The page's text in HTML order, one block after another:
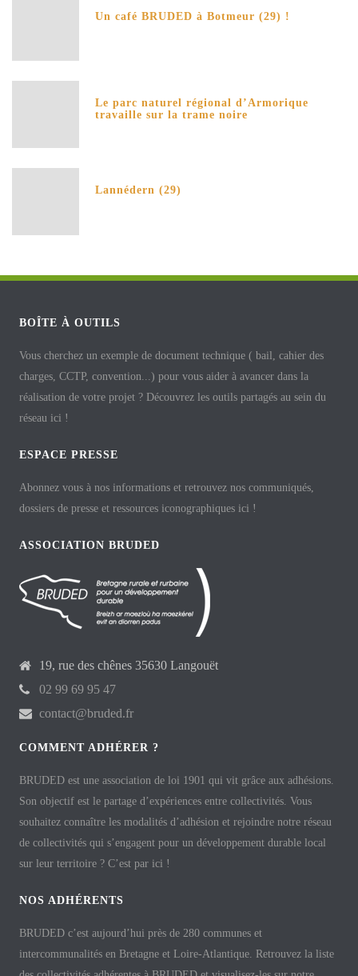
Un café BRUDED à Botmeur (29) !
Le parc naturel régional d’Armorique
travaille sur la trame noire
Lannédern (29)
BOÎTE À OUTILS
Vous cherchez un exemple de document technique ( bail, cahier des
charges, CCTP, convention...) pour vous aider à avancer dans la
réalisation de votre projet ? Découvrez les outils partagés au sein du
réseau ici !
ESPACE PRESSE
Abonnez vous à nos informations et retrouvez nos communiqués,
dossiers de presse et ressources iconographiques ici !
ASSOCIATION BRUDED
19, rue des chênes 35630 Langouët
02 99 69 95 47
contact@bruded.fr
COMMENT ADHÉRER ?
BRUDED est une association de loi 1901 qui vit grâce aux adhésions.
Son objectif est le partage d’expériences entre collectivités. Vous
souhaitez connaître les modalités d’adhésion et rejoindre notre réseau
de collectivités qui s’engagent pour un développement durable local
sur leur territoire ? C’est par ici !
NOS ADHÉRENTS
BRUDED c’est aujourd’hui près de 280 communes et
intercommunalités en Bretagne et Loire-Atlantique. Retrouvez la liste